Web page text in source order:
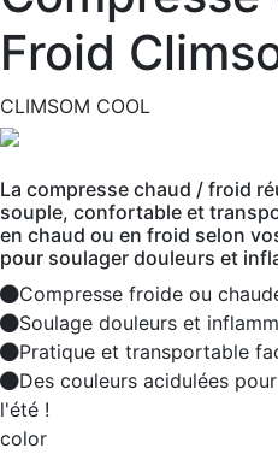
Froid
CLIMSOM COOL
La compresse chaud / froid
souple, confortable et
en chaud ou en froid selon
pour soulager douleurs et
Compresse froide ou
Soulage douleurs et
Pratique et transportable
Des couleurs acidulées
l'été !
color